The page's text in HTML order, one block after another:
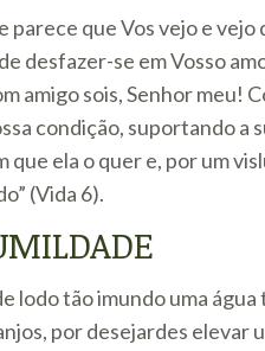
parece que Vos vejo e
desfazer-se em Vosso
amigo sois, Senhor meu!
condição, suportando a
que ela o quer e, por um
(Vida 6).
lodo tão imundo uma
por desejardes elevar